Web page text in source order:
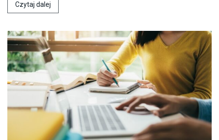
Czytaj dalej